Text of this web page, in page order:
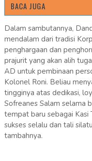
BACA JUGA
Dalam sambutannya,
mendalam dari tradisi
penghargaan dan
prajurit yang akan alih
AD untuk pembinaan
Kolonel Roni. Beliau
tingginya atas dedikasi,
Sofreanes Salam selama
tempat baru sebagai Kasi
sukses selalu dan tali
tambahnya.